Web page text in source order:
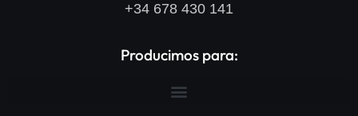
+34 678 430 141
Producimos para: